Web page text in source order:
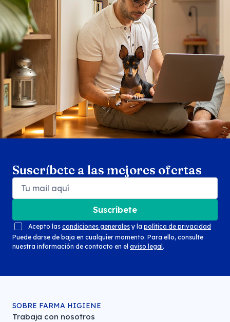
Suscríbete a las mejores ofertas
Suscríbete
Acepto las condiciones generales y la política de privacidad
Puede darse de baja en cualquier momento. Para ello, consulte
nuestra información de contacto en el aviso legal .
Search products
SOBRE FARMA HIGIENE
Trabaja con nosotros